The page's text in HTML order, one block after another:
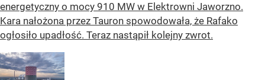
energetyczny o mocy 910 MW w Elektrowni Jaworzno.
Kara nałożona przez Tauron spowodowała, że Rafako
ogłosiło upadłość. Teraz nastąpił kolejny zwrot.